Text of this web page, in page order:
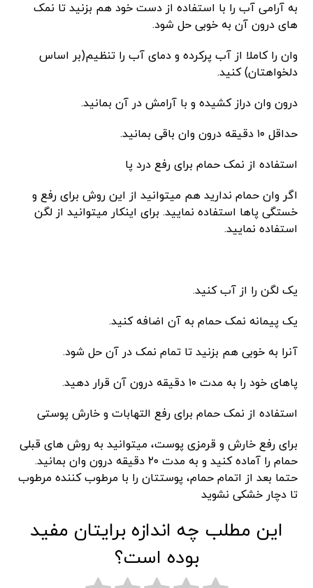
به آرامی آب را با استفاده از دست خود هم بزنید تا نمک
های درون آن به خوبی حل شود.
وان را کاملا از آب پرکرده و دمای آب را تنظیم(بر اساس
دلخواهتان) کنید.
درون وان دراز کشیده و با آرامش در آن بمانید.
حداقل ۱۰ دقیقه درون وان باقی بمانید.
استفاده از نمک حمام برای رفع درد پا
اگر وان حمام ندارید هم میتوانید از این روش برای رفع و
خستگی پاها استفاده نمایید. برای اینکار میتوانید از لگن
استفاده نمایید.
یک لگن را از آب کنید.
یک پیمانه نمک حمام به آن اضافه کنید.
آنرا به خوبی هم بزنید تا تمام نمک در آن حل شود.
پاهای خود را به مدت ۱۰ دقیقه درون آن قرار دهید.
استفاده از نمک حمام برای رفع التهابات و خارش پوستی
برای رفع خارش و قرمزی پوست، میتوانید به روش های قبلی
حمام را آماده کنید و به مدت ۲۰ دقیقه درون وان بمانید.
حتما بعد از اتمام حمام، پوستتان را با مرطوب کننده مرطوب
تا دچار خشکی نشوید
این مطلب چه اندازه برایتان مفید
بوده است؟